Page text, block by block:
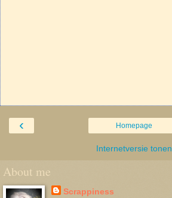
‹ Homepage
Internetversie tonen
About me
Scrappiness